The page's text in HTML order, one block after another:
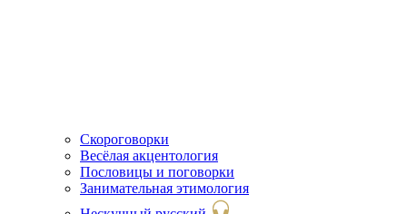
Скороговорки
Весёлая акцентология
Пословицы и поговорки
Занимательная этимология